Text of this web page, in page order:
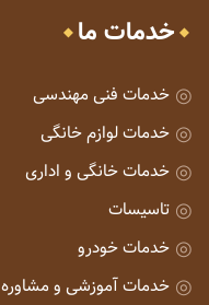
خدمات ما
خدمات فنی مهندسی
خدمات لوازم خانگی
خدمات خانگی و اداری
تاسیسات
خدمات خودرو
خدمات آموزشی و مشاوره